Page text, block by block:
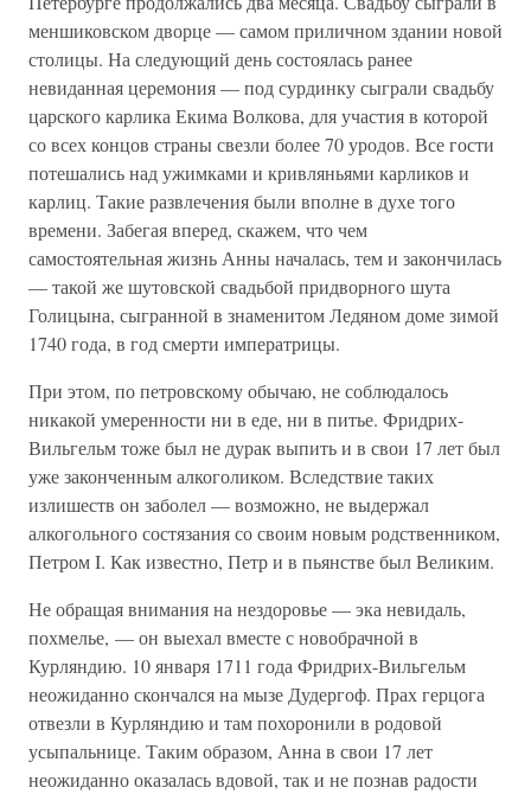
меншиковском дворце — самом приличном здании новой
столицы. На следующий день состоялась ранее
невиданная церемония — под сурдинку сыграли свадьбу
царского карлика Екима Волкова, для участия в которой
со всех концов страны свезли более 70 уродов. Все гости
потешались над ужимками и кривляньями карликов и
карлиц. Такие развлечения были вполне в духе того
времени. Забегая вперед, скажем, что чем
самостоятельная жизнь Анны началась, тем и закончилась
— такой же шутовской свадьбой придворного шута
Голицына, сыгранной в знаменитом Ледяном доме зимой
1740 года, в год смерти императрицы.
При этом, по петровскому обычаю, не соблюдалось
никакой умеренности ни в еде, ни в питье. Фридрих-
Вильгельм тоже был не дурак выпить и в свои 17 лет был
уже законченным алкоголиком. Вследствие таких
излишеств он заболел — возможно, не выдержал
алкогольного состязания со своим новым родственником,
Петром I. Как известно, Петр и в пьянстве был Великим.
Не обращая внимания на нездоровье — эка невидаль,
похмелье, — он выехал вместе с новобрачной в
Курляндию. 10 января 1711 года Фридрих-Вильгельм
неожиданно скончался на мызе Дудергоф. Прах герцога
отвезли в Курляндию и там похоронили в родовой
усыпальнице. Таким образом, Анна в свои 17 лет
неожиданно оказалась вдовой, так и не познав радости